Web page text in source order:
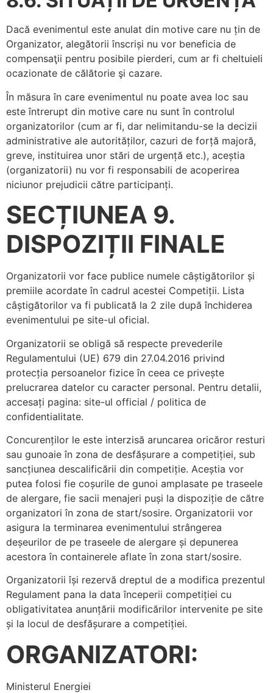
Dacă evenimentul este anulat din motive care nu țin de
Organizator, alegătorii înscriși nu vor beneficia de
compensaţii pentru posibile pierderi, cum ar fi cheltuieli
ocazionate de călătorie şi cazare.
În măsura în care evenimentul nu poate avea loc sau
este întrerupt din motive care nu sunt în controlul
organizatorilor (cum ar fi, dar nelimitandu-se la decizii
administrative ale autorităților, cazuri de forță majoră,
greve, instituirea unor stări de urgență etc.), aceștia
(organizatorii) nu vor fi responsabili de acoperirea
niciunor prejudicii către participanți.
SECȚIUNEA 9.
DISPOZIȚII FINALE
Organizatorii vor face publice numele câștigătorilor și
premiile acordate în cadrul acestei Competiții. Lista
câștigătorilor va fi publicată la 2 zile după închiderea
evenimentului pe site-ul oficial.
Organizatorii se obligă să respecte prevederile
Regulamentului (UE) 679 din 27.04.2016 privind
protecția persoanelor fizice în ceea ce privește
prelucrarea datelor cu caracter personal. Pentru detalii,
accesați pagina: site-ul official / politica de
confidentialitate.
Concurenților le este interzisă aruncarea oricăror resturi
sau gunoaie în zona de desfășurare a competiției, sub
sancțiunea descalificării din competiție. Aceștia vor
putea folosi fie coșurile de gunoi amplasate pe traseele
de alergare, fie sacii menajeri puși la dispoziție de către
organizatori în zona de start/sosire. Organizatorii vor
asigura la terminarea evenimentului strângerea
deșeurilor de pe traseele de alergare și depunerea
acestora în containerele aflate în zona start/sosire.
Organizatorii își rezervă dreptul de a modifica prezentul
Regulament pana la data începerii competiției cu
obligativitatea anunțării modificărilor intervenite pe site
și la locul de desfășurare a competiției.
ORGANIZATORI:
Ministerul Energiei